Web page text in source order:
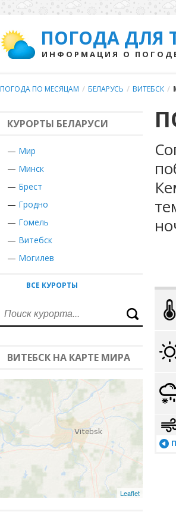
ПОГОДА ДЛЯ
ИНФОРМАЦИЯ О
ПОГОДА ПО МЕСЯЦАМ / БЕЛАРУСЬ / ВИТЕБСК /
КУРОРТЫ БЕЛАРУСИ
— Мир
— Минск
— Брест
— Гродно
— Гомель
— Витебск
— Могилев
ВСЕ КУРОРТЫ
ВИТЕБСК НА КАРТЕ МИРА
Leaflet